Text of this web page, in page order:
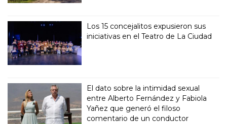
Los 15 concejalitos expusieron sus
iniciativas en el Teatro de La Ciudad
El dato sobre la intimidad sexual
entre Alberto Fernández y Fabiola
Yañez que generó el filoso
comentario de un conductor